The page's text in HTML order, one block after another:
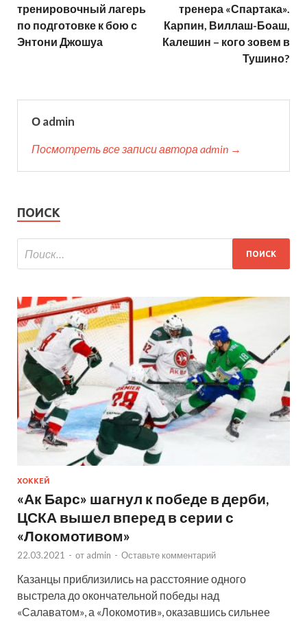
тренировочный лагерь
по подготовке к бою с
Энтони Джошуа
тренера «Спартака».
Карпин, Виллаш-Боаш,
Калешин – кого зовем в
Тушино?
О admin
Посмотреть все записи автора admin →
ПОИСК
ХОККЕЙ
«Ак Барс» шагнул к победе в дерби,
ЦСКА вышел вперед в серии с
«Локомотивом»
22.03.2021 - от admin - Оставьте комментарий
Казанцы приблизились на расстояние одного
выстрела до окончательной победы над
«Салаватом», а «Локомотив», оказавшись сильнее